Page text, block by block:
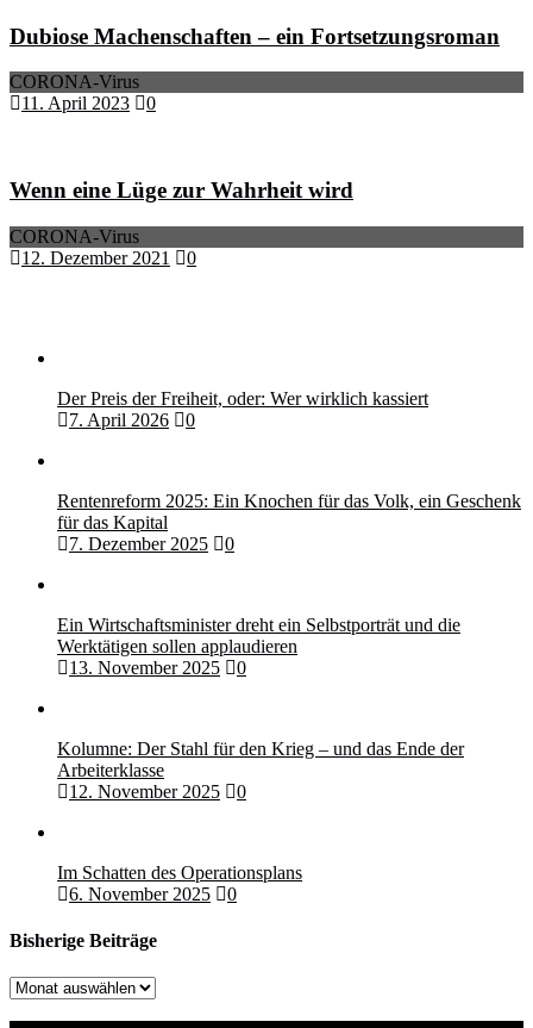
Dubiose Machenschaften – ein Fortsetzungsroman
CORONA-Virus
11. April 2023
0
Wenn eine Lüge zur Wahrheit wird
CORONA-Virus
12. Dezember 2021
0
Der Preis der Freiheit, oder: Wer wirklich kassiert
7. April 2026
0
Rentenreform 2025: Ein Knochen für das Volk, ein Geschenk
für das Kapital
7. Dezember 2025
0
Ein Wirtschaftsminister dreht ein Selbstporträt und die
Werktätigen sollen applaudieren
13. November 2025
0
Kolumne: Der Stahl für den Krieg – und das Ende der
Arbeiterklasse
12. November 2025
0
Im Schatten des Operationsplans
6. November 2025
0
Bisherige Beiträge
Bisherige